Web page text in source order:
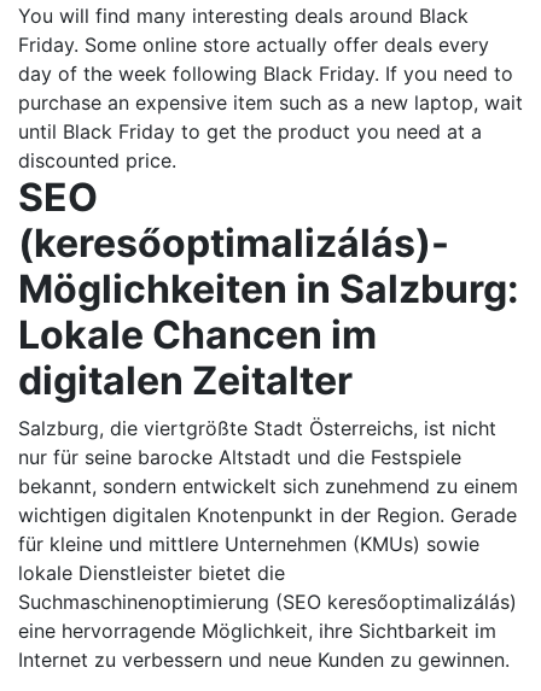
You will find many interesting deals around Black
Friday. Some online store actually offer deals every
day of the week following Black Friday. If you need to
purchase an expensive item such as a new laptop, wait
until Black Friday to get the product you need at a
discounted price.
SEO
(keresőoptimalizálás)-
Möglichkeiten in Salzburg:
Lokale Chancen im
digitalen Zeitalter
Salzburg, die viertgrößte Stadt Österreichs, ist nicht
nur für seine barocke Altstadt und die Festspiele
bekannt, sondern entwickelt sich zunehmend zu einem
wichtigen digitalen Knotenpunkt in der Region. Gerade
für kleine und mittlere Unternehmen (KMUs) sowie
lokale Dienstleister bietet die
Suchmaschinenoptimierung (SEO keresőoptimalizálás)
eine hervorragende Möglichkeit, ihre Sichtbarkeit im
Internet zu verbessern und neue Kunden zu gewinnen.